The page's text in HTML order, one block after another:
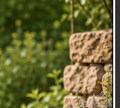
24,5cm
osvětlení.
lucernu pro své blízké.
a dlouhou svítivostí,
intervalech návštěvy